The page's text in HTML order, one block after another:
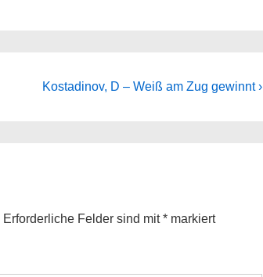
Next
Kostadinov, D – Weiß am Zug gewinnt ›
Erforderliche Felder sind mit* markiert